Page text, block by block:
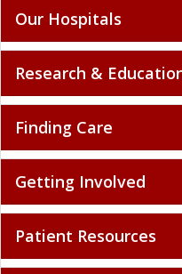
Our Hospitals
Research &
Finding Care
Getting Involved
Patient Resources